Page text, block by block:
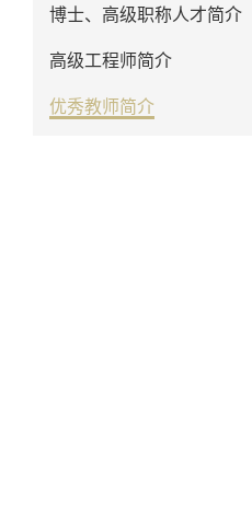
博士、高级职称人才简介
高级工程师简介
优秀教师简介